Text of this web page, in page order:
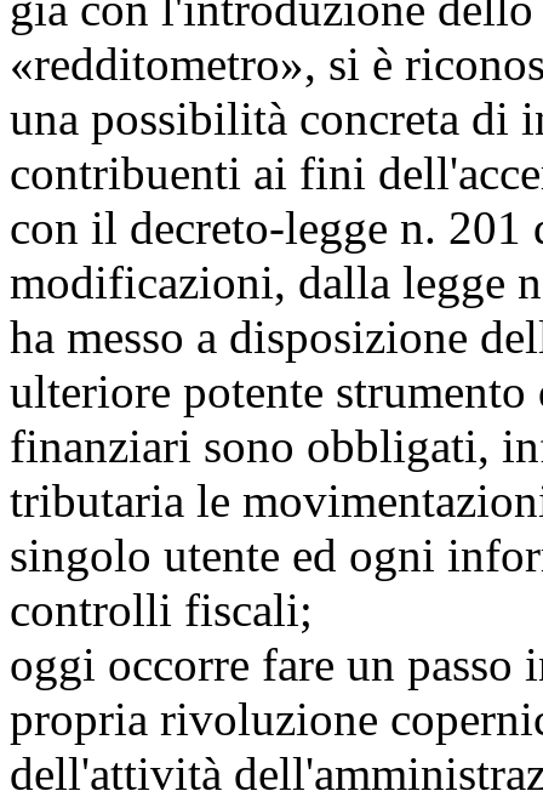
«redditometro», si è
una possibilità concreta di
contribuenti ai fini
con il decreto-legge n.
modificazioni, dalla legge
ha messo a disposizione
ulteriore potente
finanziari sono obbligati,
tributaria le
singolo utente ed ogni
controlli fiscali;
oggi occorre fare un passo
propria rivoluzione
dell'attività